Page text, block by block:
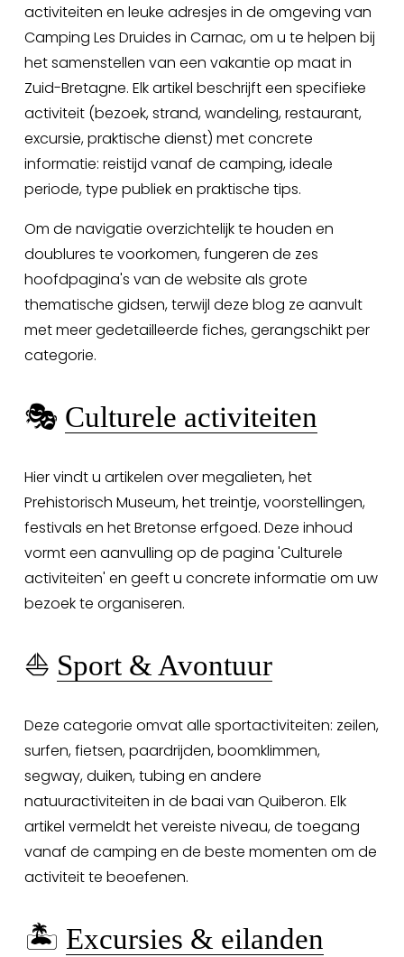
activiteiten en leuke adresjes in de omgeving van
Camping Les Druides in Carnac, om u te helpen bij
het samenstellen van een vakantie op maat in
Zuid-Bretagne. Elk artikel beschrijft een specifieke
activiteit (bezoek, strand, wandeling, restaurant,
excursie, praktische dienst) met concrete
informatie: reistijd vanaf de camping, ideale
periode, type publiek en praktische tips.
Om de navigatie overzichtelijk te houden en
doublures te voorkomen, fungeren de zes
hoofdpagina's van de website als grote
thematische gidsen, terwijl deze blog ze aanvult
met meer gedetailleerde fiches, gerangschikt per
categorie.
🎭 Culturele activiteiten
Hier vindt u artikelen over megalieten, het
Prehistorisch Museum, het treintje, voorstellingen,
festivals en het Bretonse erfgoed. Deze inhoud
vormt een aanvulling op de pagina 'Culturele
activiteiten' en geeft u concrete informatie om uw
bezoek te organiseren.
⛵ Sport & Avontuur
Deze categorie omvat alle sportactiviteiten: zeilen,
surfen, fietsen, paardrijden, boomklimmen,
segway, duiken, tubing en andere
natuuractiviteiten in de baai van Quiberon. Elk
artikel vermeldt het vereiste niveau, de toegang
vanaf de camping en de beste momenten om de
activiteit te beoefenen.
🏝️ Excursies & eilanden